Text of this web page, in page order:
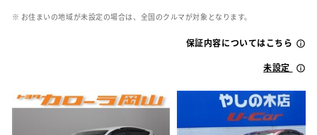
※ お住まいの地域が未設定の場合は、全国のクルマが対象となります。
保証内容についてはこちら
未設定